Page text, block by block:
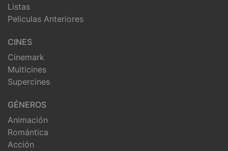
Listas
Peliculas Anteriores
CINES
Cinemark
Multicines
Supercines
GÉNEROS
Animación
Romántica
Acción